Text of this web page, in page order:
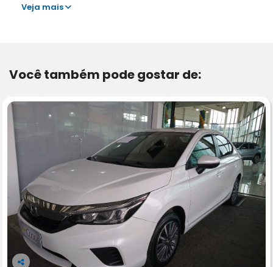
Veja mais
Você também pode gostar de: